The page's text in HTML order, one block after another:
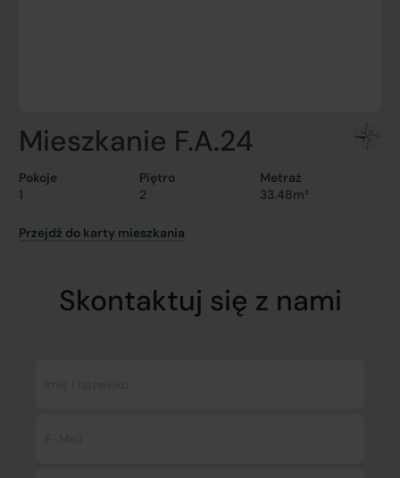
Mieszkanie F.A.24
Pokoje
1
Piętro
2
Metraż
33.48m²
Przejdź do karty mieszkania
Skontaktuj się z nami